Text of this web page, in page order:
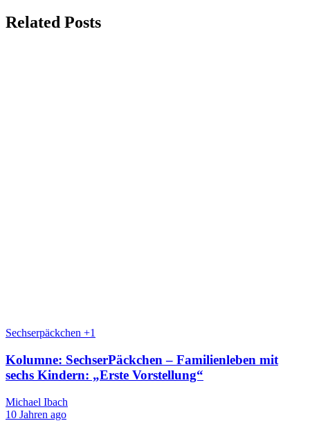
Related Posts
Sechserpäckchen +1
Kolumne: SechserPäckchen – Familienleben mit
sechs Kindern: „Erste Vorstellung“
Michael Ibach
10 Jahren ago